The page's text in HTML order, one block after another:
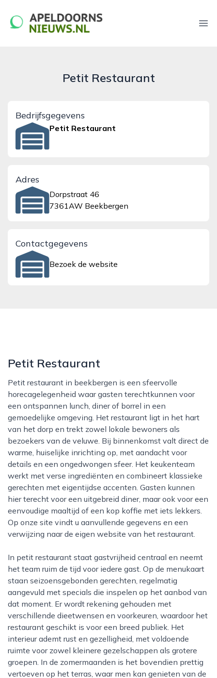
apeldoornsnieuws.nl
Petit Restaurant
Bedrijfsgegevens
Petit Restaurant
Adres
Dorpstraat 46
7361AW Beekbergen
Contactgegevens
Bezoek de website
Petit Restaurant
Petit restaurant in beekbergen is een sfeervolle
horecagelegenheid waar gasten terechtkunnen voor
een ontspannen lunch, diner of borrel in een
gemoedelijke omgeving. Het restaurant ligt in het hart
van het dorp en trekt zowel lokale bewoners als
bezoekers van de veluwe. Bij binnenkomst valt direct de
warme, huiselijke inrichting op, met aandacht voor
details en een ongedwongen sfeer. Het keukenteam
werkt met verse ingrediënten en combineert klassieke
gerechten met eigentijdse accenten. Gasten kunnen
hier terecht voor een uitgebreid diner, maar ook voor een
eenvoudige maaltijd of een kop koffie met iets lekkers.
Op onze site vindt u aanvullende gegevens en een
verwijzing naar de eigen website van het restaurant.
In petit restaurant staat gastvrijheid centraal en neemt
het team ruim de tijd voor iedere gast. Op de menukaart
staan seizoensgebonden gerechten, regelmatig
aangevuld met specials die inspelen op het aanbod van
dat moment. Er wordt rekening gehouden met
verschillende dieetwensen en voorkeuren, waardoor het
restaurant geschikt is voor een breed publiek. Het
interieur ademt rust en gezelligheid, met voldoende
ruimte voor zowel kleinere gezelschappen als grotere
groepen. In de zomermaanden is het bovendien prettig
vertoeven op het terras, waar men kan genieten van de